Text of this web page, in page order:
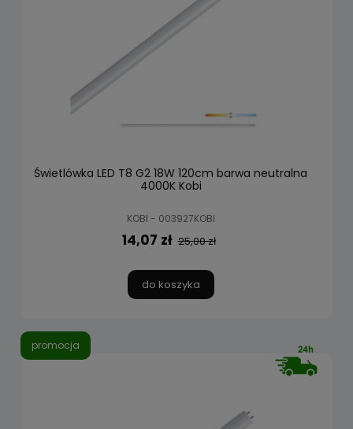
Świetlówka LED T8 G2 18W 120cm barwa neutralna
4000K Kobi
KOBI - 003927KOBI
14,07 zł 25,00 zł
do koszyka
promocja